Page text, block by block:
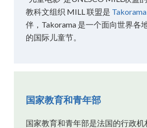
教科文组织 MILL 联盟是 Takorama
伴，Takorama 是一个面向世界各
的国际儿童节。
国家教育和青年部
国家教育和青年部是法国的行政机